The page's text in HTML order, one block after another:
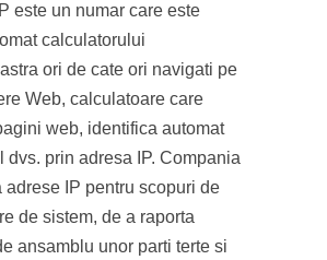
este un numar care este
calculatorului
ori de cate ori navigati pe
Web, calculatoare care
web, identifica automat
dvs. prin adresa IP. Compania
adrese IP pentru scopuri de
de sistem, de a raporta
ansamblu unor parti terte si